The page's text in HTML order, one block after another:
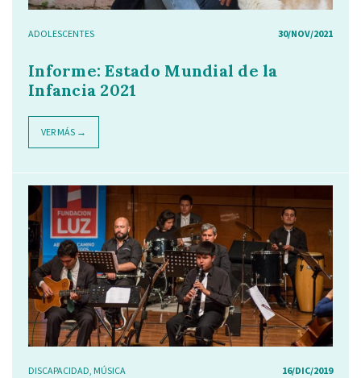
ADOLESCENTES 30/NOV/2021
Informe: Estado Mundial de la
Infancia 2021
VER MÁS →
DISCAPACIDAD, MÚSICA 16/DIC/2019